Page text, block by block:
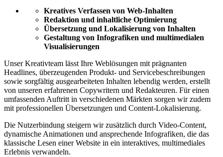
Kreatives Verfassen von Web-Inhalten
Redaktion und inhaltliche Optimierung
Übersetzung und Lokalisierung von Inhalten
Gestaltung von Infografiken und multimedialen
Visualisierungen
Unser Kreativteam lässt Ihre Weblösungen mit prägnanten
Headlines, überzeugenden Produkt- und Servicebeschreibungen
sowie sorgfältig ausgearbeiteten Inhalten lebendig werden, erstellt
von unseren erfahrenen Copywritern und Redakteuren. Für einen
umfassenden Auftritt in verschiedenen Märkten sorgen wir zudem
mit professionellen Übersetzungen und Content-Lokalisierung.
Die Nutzerbindung steigern wir zusätzlich durch Video-Content,
dynamische Animationen und ansprechende Infografiken, die das
klassische Lesen einer Website in ein interaktives, multimediales
Erlebnis verwandeln.